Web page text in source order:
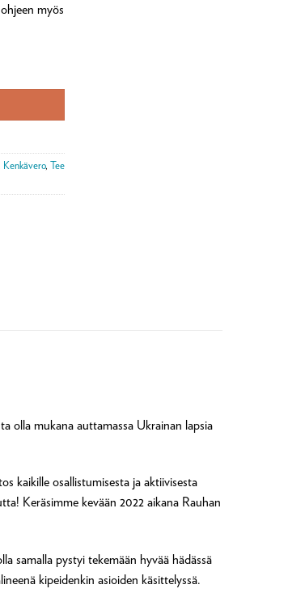
myös
, Tee
olla mukana auttamassa Ukrainan lapsia
kaikille osallistumisesta ja aktiivisesta
Keräsimme kevään 2022 aikana Rauhan
samalla pystyi tekemään hyvää hädässä
kipeidenkin asioiden käsittelyssä.